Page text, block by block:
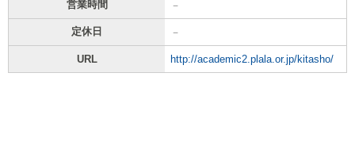
営業時間 －
定休日 －
URL http://academic2.plala.or.jp/kitasho/